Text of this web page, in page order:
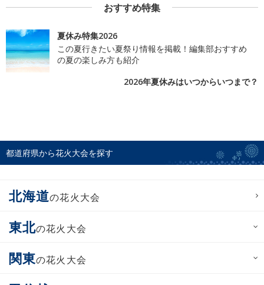
おすすめ特集
夏休み特集2026
この夏行きたい夏祭り情報を掲載！編集部おすすめ
の夏の楽しみ方も紹介
2026年夏休みはいつからいつまで？
都道府県から花火大会を探す
北海道の花火大会
東北の花火大会
関東の花火大会